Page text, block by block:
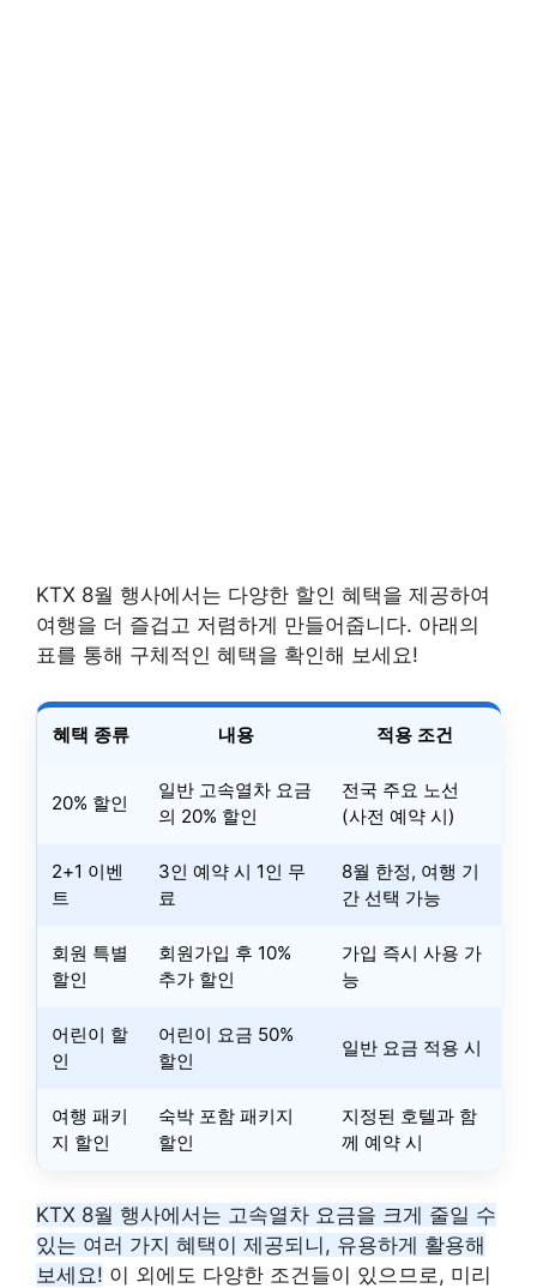
KTX 8월 행사에서는 다양한 할인 혜택을 제공하여
여행을 더 즐겁고 저렴하게 만들어줍니다. 아래의
표를 통해 구체적인 혜택을 확인해 보세요!
혜택 종류 내용 적용 조건
20% 할인
일반 고속열차 요금
의 20% 할인
전국 주요 노선
(사전 예약 시)
2+1 이벤
트
3인 예약 시 1인 무
료
8월 한정, 여행 기
간 선택 가능
회원 특별
할인
회원가입 후 10%
추가 할인
가입 즉시 사용 가
능
어린이 할
인
어린이 요금 50%
할인
일반 요금 적용 시
여행 패키
지 할인
숙박 포함 패키지
할인
지정된 호텔과 함
께 예약 시
KTX 8월 행사에서는 고속열차 요금을 크게 줄일 수
있는 여러 가지 혜택이 제공되니, 유용하게 활용해
보세요! 이 외에도 다양한 조건들이 있으므로, 미리